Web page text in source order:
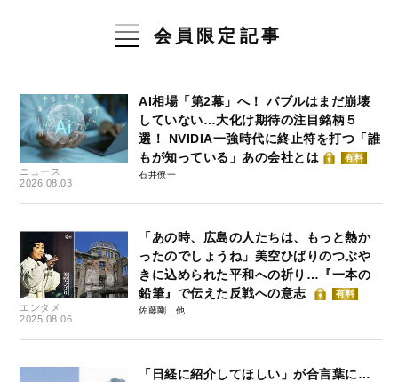
会員限定記事
ニュース
2026.08.03
AI相場「第2幕」へ！ バブルはまだ崩壊
していない…大化け期待の注目銘柄５
選！ NVIDIA一強時代に終止符を打つ「誰
もが知っている」あの会社とは
有料
石井僚一
エンタメ
2025.08.06
「あの時、広島の人たちは、もっと熱か
ったのでしょうね」美空ひばりのつぶや
きに込められた平和への祈り…『一本の
鉛筆』で伝えた反戦への意志
有料
佐藤剛
「日経に紹介してほしい」が合言葉に…